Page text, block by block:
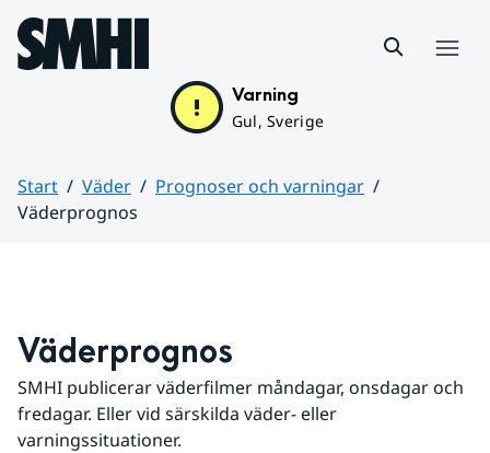
Hoppa till sidans innehåll
Varning
Gul, Sverige
Start Väder
Prognoser och varningar
Väderprognos
Väderprognos
SMHI publicerar väderfilmer måndagar, onsdagar och
fredagar. Eller vid särskilda väder- eller
varningssituationer.